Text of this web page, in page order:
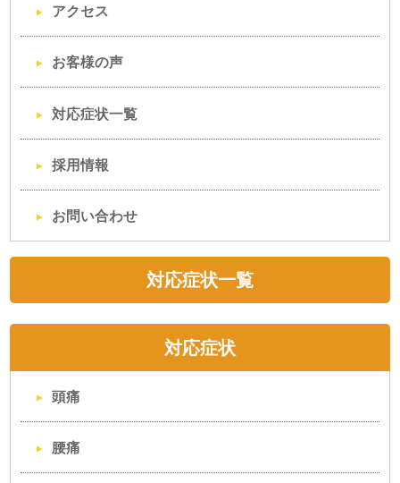
アクセス
お客様の声
対応症状一覧
採用情報
お問い合わせ
対応症状一覧
対応症状
頭痛
腰痛